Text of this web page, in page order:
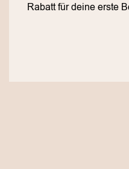
Rabatt für deine erste